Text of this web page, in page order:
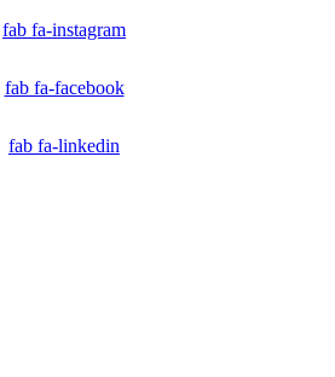
fab fa-instagram
fab fa-facebook
fab fa-linkedin